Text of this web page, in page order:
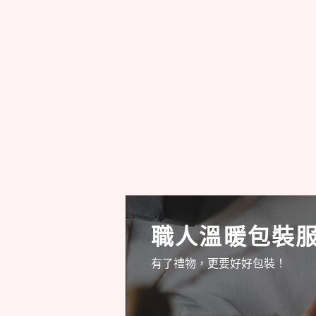
職人溫暖包裝
有了禮物，更要好好包裝！